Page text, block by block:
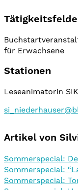
für Erwachsene
Stationen
Leseanimatorin
Artikel von
Sommerspecial:
Sommerspecial:
Sommerspecial: